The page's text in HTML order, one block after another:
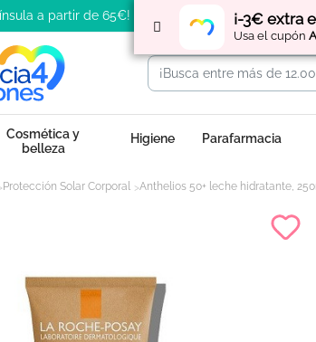
¡-3€ extra
Usa el cupón
a partir de 65€!
Cosmética y
belleza
Higiene Parafarmacia
Protección Solar Corporal Anthelios 50+ leche hidratante,